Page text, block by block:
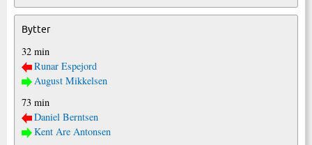
Bytter
32 min
Runar Espejord
August Mikkelsen
73 min
Daniel Berntsen
Kent Are Antonsen